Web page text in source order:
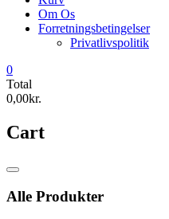
Om Os
Forretningsbetingelser
Privatlivspolitik
0
Total
0,00kr.
Cart
Catalog
Alle Produkter